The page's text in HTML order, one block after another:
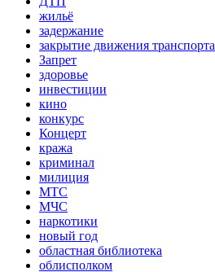
жильё
задержание
закрытие движения транспорта
Запрет
здоровье
инвестиции
кино
конкурс
Концерт
кража
криминал
милиция
МТС
МЧС
наркотики
новый год
областная библиотека
облисполком